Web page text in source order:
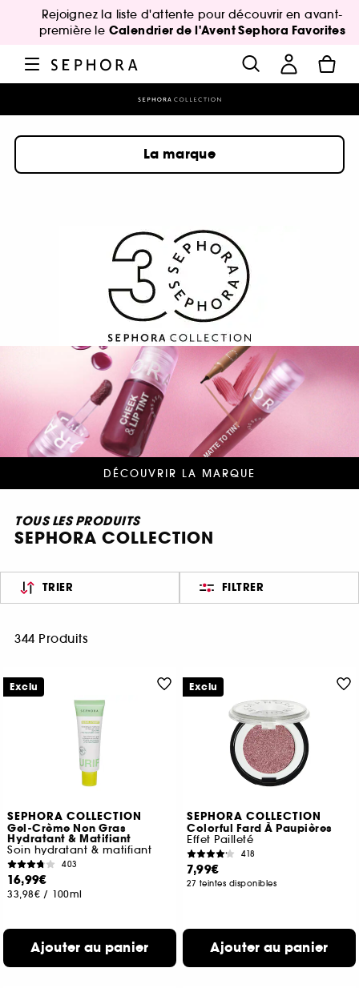
Rejoignez la liste d'attente pour découvrir en avant-
première le Calendrier de l'Avent Sephora Favorites
La marque
DÉCOUVRIR LA MARQUE
TOUS LES PRODUITS
SEPHORA COLLECTION
TRIER FILTRER
344 Produits
SEPHORA COLLECTION
Gel-Crème Non Gras
Hydratant & Matifiant
Soin hydratant & matifiant
403
16,99€
33,98€ / 100ml
Ajouter au panier
Exclu
SEPHORA COLLECTION
Colorful Fard À Paupières
Effet Pailleté
418
7,99€
27 teintes disponibles
Ajouter au panier
Exclu